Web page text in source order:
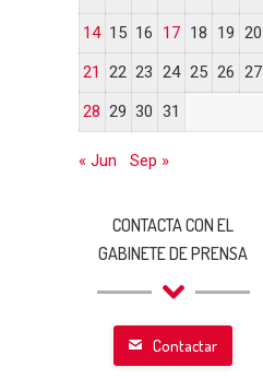
14 15 16 17 18 19 20
21
22 23 24 25 26 27
28 29 30 31
« Jun Sep »
CONTACTA CON EL
GABINETE DE PRENSA
Contactar